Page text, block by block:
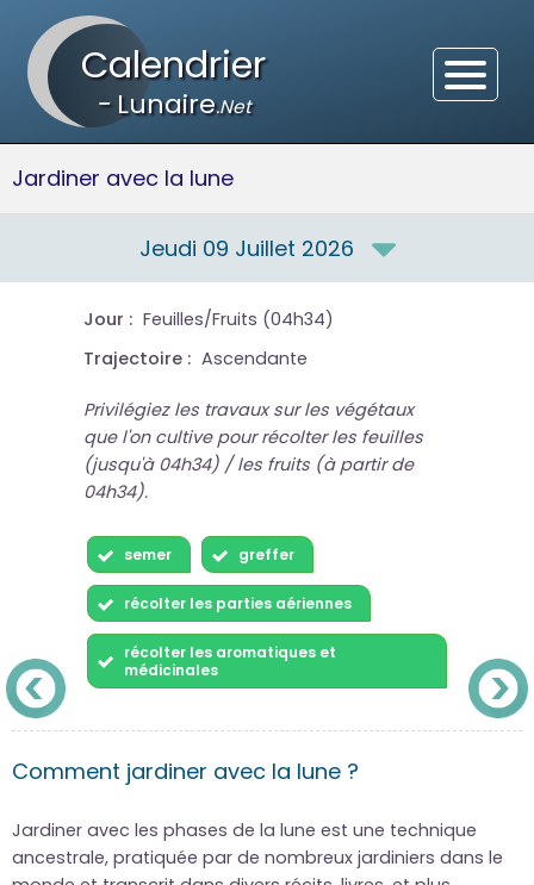
Calendrier
-Lunaire.Net
Jardiner avec la lune
Jeudi 09 Juillet 2026
Jour : Feuilles/Fruits (04h34)
Trajectoire : Ascendante
Privilégiez les travaux sur les végétaux
que l'on cultive pour récolter les feuilles
(jusqu'à 04h34) / les fruits (à partir de
04h34).
semer greffer
récolter les parties aériennes
récolter les aromatiques et
médicinales
Comment jardiner avec la lune ?
Jardiner avec les phases de la lune est une technique
ancestrale, pratiquée par de nombreux jardiniers dans le